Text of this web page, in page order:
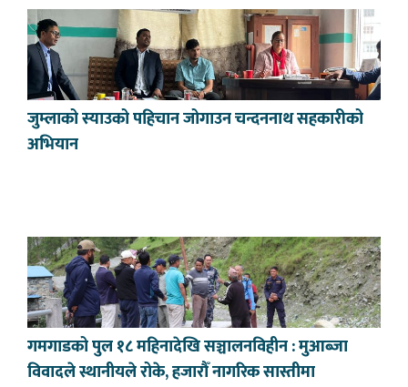
जुम्लाको स्याउको पहिचान जोगाउन चन्दननाथ सहकारीको
अभियान
गमगाडको पुल १८ महिनादेखि सञ्चालनविहीन : मुआब्जा
विवादले स्थानीयले रोके, हजारौँ नागरिक सास्तीमा